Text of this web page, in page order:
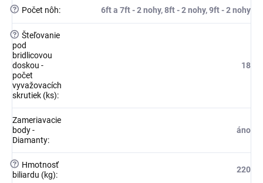
? Počet nôh: 6ft a 7ft - 2 nohy, 8ft - 2 nohy, 9ft - 2 nohy
? Šteľovanie
pod
bridlicovou
doskou -
počet
vyvažovacích
skrutiek (ks):
18
Zameriavacie
body -
Diamanty:
áno
?
Hmotnosť
biliardu (kg):
220